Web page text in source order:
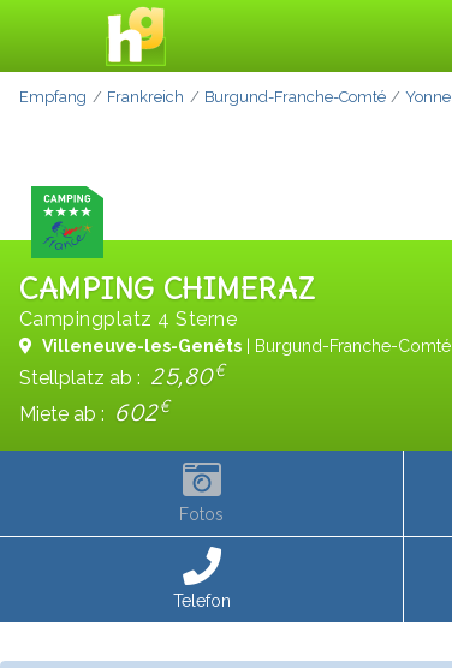
Empfang Frankreich Burgund-Franche-Comté Yonne
CAMPING CHIMERAZ
Campingplatz 4 Sterne
Villeneuve-les-Genêts | Burgund-Franche-Comté
Stellplatz ab : 25,80€
Miete ab : 602€
Fotos
Telefon